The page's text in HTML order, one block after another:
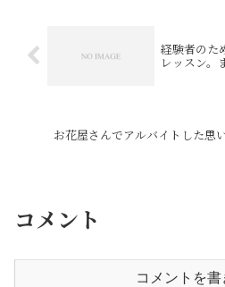
経験者のた
レッスン
お花屋さんでアルバイトした思
コメント
コメントを書